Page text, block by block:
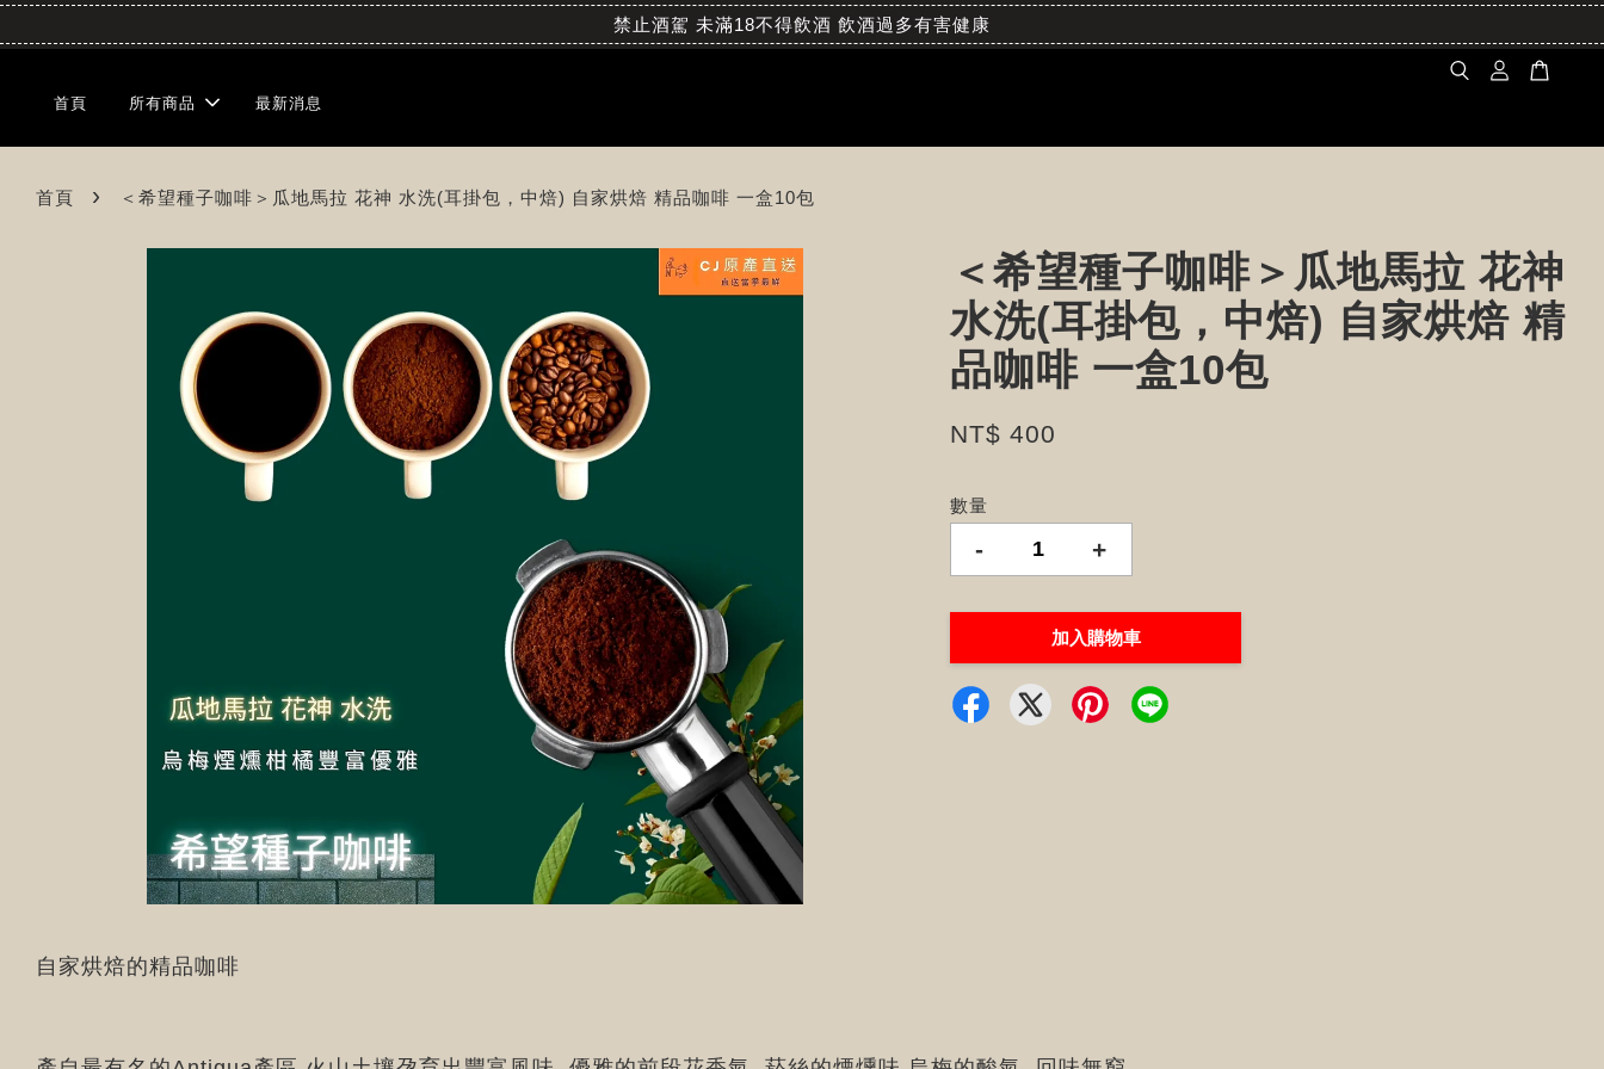
禁止酒駕 未滿18不得飲酒 飲酒過多有害健康
首頁 所有商品 最新消息
首頁 › ＜希望種子咖啡＞瓜地馬拉 花神 水洗(耳掛包，中焙) 自家烘焙 精品咖啡 一盒10包
＜希望種子咖啡＞瓜地馬拉 花神
水洗(耳掛包，中焙) 自家烘焙 精
品咖啡 一盒10包
NT$ 400
數量
- +
加入購物車
自家烘焙的精品咖啡